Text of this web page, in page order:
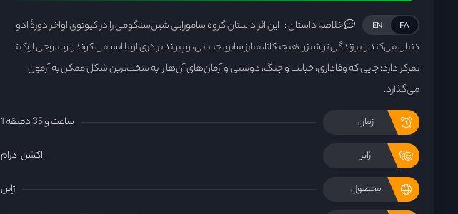
FA
EN خلاصه داستان : این اثر داستان گروه سامورایی شین‌سنگومی را در کیوتوی اواخر دورهٔ ادو
دنبال می‌کند و بر زندگی توشیزو هیجیکاتا، مبارز سابق خیابانی، و پیوند برادری او با ایسامی کوندو و سوجی اوکیتا
تمرکز دارد؛ جایی که وفاداری، خیانت و جنگ، دوستی و آرمان‌های آن‌ها را به سخت‌ترین شکل ممکن به آزمون
می‌گذارد.
زمان 1 ساعت و 35 دقیقه
ژانر اکشن درام
محصول ژاپن